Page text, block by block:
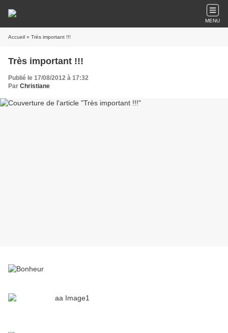
MENU
Accueil » Très important !!!
Très important !!!
Publié le 17/08/2012 à 17:32
Par Christiane